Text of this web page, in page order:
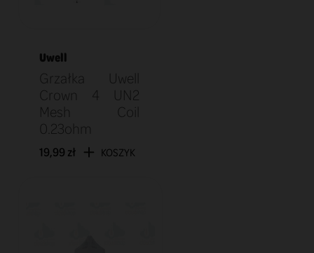
Uwell
Grzałka Uwell
Crown 4 UN2
Mesh Coil
0.23ohm
19,99 zł KOSZYK